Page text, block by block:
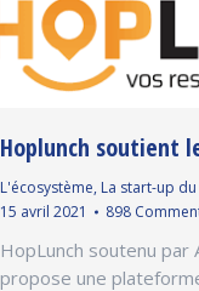
Hoplunch soutient
L'écosystème, La start-up
15 avril 2021
898
HopLunch soutenu par
propose une